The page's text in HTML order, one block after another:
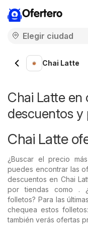
Ofertero
Chai Latte
Chai Latte en
descuentos y
Chai Latte
¿Buscar el precio
puedes encontrar las
descuentos en Chai
por tiendas como .
folletos? Para las
chequea estos
también verás ofertas